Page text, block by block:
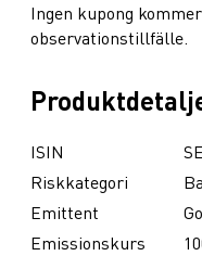
Ingen kupong
observationstillfälle.
ISIN
Riskkategori
Emittent
Emissionskurs